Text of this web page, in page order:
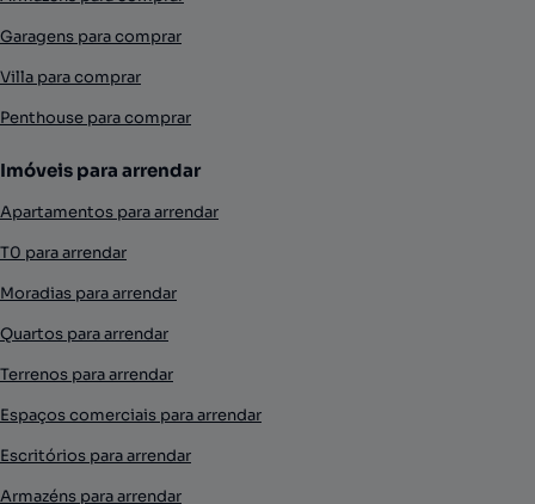
Garagens para comprar
Villa para comprar
Penthouse para comprar
Imóveis para arrendar
Apartamentos para arrendar
T0 para arrendar
Moradias para arrendar
Quartos para arrendar
Terrenos para arrendar
Espaços comerciais para arrendar
Escritórios para arrendar
Armazéns para arrendar